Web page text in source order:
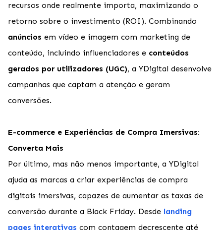
recursos onde realmente importa, maximizando o
retorno sobre o investimento (ROI). Combinando
anúncios em vídeo e imagem com marketing de
conteúdo, incluindo influenciadores e conteúdos
gerados por utilizadores (UGC), a YDigital desenvolve
campanhas que captam a atenção e geram
conversões.
E-commerce e Experiências de Compra Imersivas:
Converta Mais
Por último, mas não menos importante, a YDigital
ajuda as marcas a criar experiências de compra
digitais imersivas, capazes de aumentar as taxas de
conversão durante a Black Friday. Desde landing
pages interativas com contagem decrescente até